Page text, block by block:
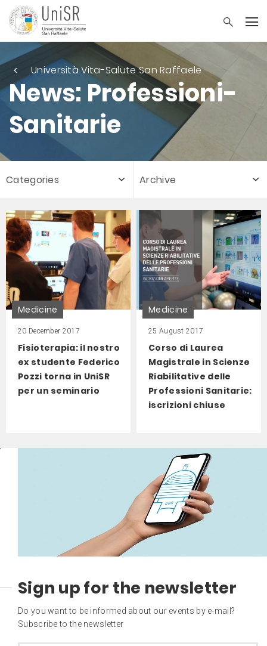
Università Vita-Salute San Raffaele
News: Professioni-
Sanitarie
Categories Archive
Medicine
20 December 2017
Fisioterapia: il nostro
ex studente Federico
Pozzi torna in UniSR
per un seminario
Medicine
25 August 2017
Corso di Laurea
Magistrale in Scienze
Riabilitative delle
Professioni Sanitarie:
iscrizioni chiuse
Sign up for the newsletter
Do you want to be informed about our events by e-mail?
Subscribe to the newsletter